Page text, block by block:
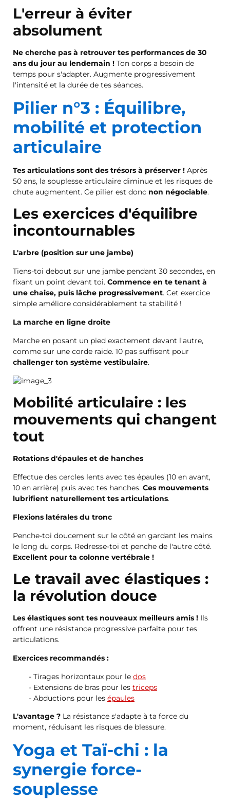
L'erreur à éviter
absolument
Ne cherche pas à retrouver tes performances de 30
ans du jour au lendemain ! Ton corps a besoin de
temps pour s'adapter. Augmente progressivement
l'intensité et la durée de tes séances.
Pilier n°3 : Équilibre,
mobilité et protection
articulaire
Tes articulations sont des trésors à préserver ! Après
50 ans, la souplesse articulaire diminue et les risques de
chute augmentent. Ce pilier est donc non négociable.
Les exercices d'équilibre
incontournables
L'arbre (position sur une jambe)
Tiens-toi debout sur une jambe pendant 30 secondes, en
fixant un point devant toi. Commence en te tenant à
une chaise, puis lâche progressivement. Cet exercice
simple améliore considérablement ta stabilité !
La marche en ligne droite
Marche en posant un pied exactement devant l'autre,
comme sur une corde raide. 10 pas suffisent pour
challenger ton système vestibulaire.
Mobilité articulaire : les
mouvements qui changent
tout
Rotations d'épaules et de hanches
Effectue des cercles lents avec tes épaules (10 en avant,
10 en arrière) puis avec tes hanches. Ces mouvements
lubrifient naturellement tes articulations.
Flexions latérales du tronc
Penche-toi doucement sur le côté en gardant les mains
le long du corps. Redresse-toi et penche de l'autre côté.
Excellent pour ta colonne vertébrale !
Le travail avec élastiques :
la révolution douce
Les élastiques sont tes nouveaux meilleurs amis ! Ils
offrent une résistance progressive parfaite pour tes
articulations.
Exercices recommandés :
Tirages horizontaux pour le dos
Extensions de bras pour les triceps
Abductions pour les épaules
L'avantage ? La résistance s'adapte à ta force du
moment, réduisant les risques de blessure.
Yoga et Taï-chi : la
synergie force-
souplesse